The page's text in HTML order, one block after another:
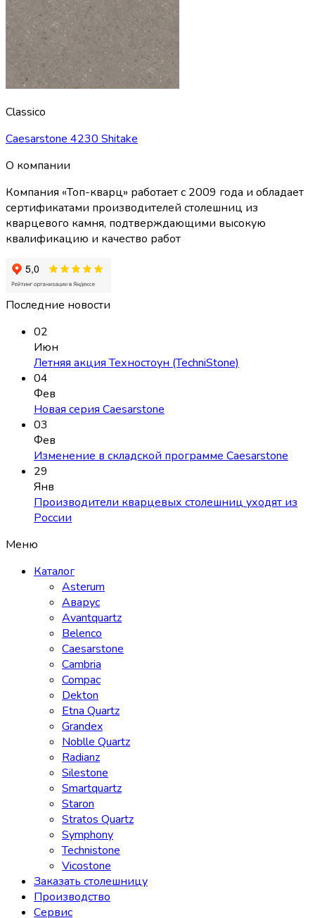
Classico
Caesarstone 4230 Shitake
О компании
Компания «Топ-кварц» работает с 2009 года и обладает
сертификатами производителей столешниц из
кварцевого камня, подтверждающими высокую
квалификацию и качество работ
Последние новости
02
Июн
Летняя акция Техностоун (TechniStone)
04
Фев
Новая серия Caesarstone
03
Фев
Изменение в складской программе Caesarstone
29
Янв
Производители кварцевых столешниц уходят из
России
Меню
Каталог
Asterum
Аварус
Avantquartz
Belenco
Caesarstone
Cambria
Compac
Dekton
Etna Quartz
Grandex
Noblle Quartz
Radianz
Silestone
Smartquartz
Staron
Stratos Quartz
Symphony
Technistone
Vicostone
Заказать столешницу
Производство
Сервис